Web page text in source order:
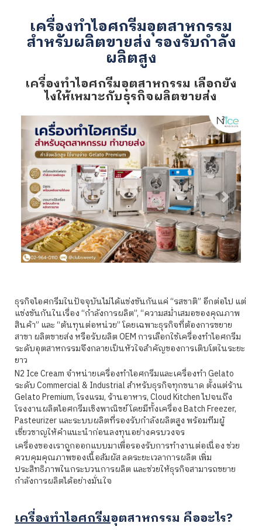
เครื่องทำไอศกรีมอุตสาหกรรม
สำหรับผลิตขายส่ง รองรับกำลัง
ผลิตสูง
เครื่องทำไอศกรีมอุตสาหกรรม เลือกยัง
ไงให้เหมาะกับธุรกิจผลิตขายส่ง
ธุรกิจไอศกรีมในปัจจุบันไม่ได้แข่งขันกันแค่ “รสชาติ” อีกต่อไป แต่
แข่งขันกันในเรื่อง “กำลังการผลิต”, “ความสม่ำเสมอของคุณภาพ
สินค้า” และ “ต้นทุนต่อหน่วย” โดยเฉพาะธุรกิจที่ต้องการขยาย
สาขา ผลิตขายส่ง หรือรับผลิต OEM การเลือกใช้เครื่องทำไอศกรีม
ระดับอุตสาหกรรมจึงกลายเป็นหัวใจสำคัญของการเติบโตในระยะ
ยาว
N2 Ice Cream จำหน่ายเครื่องทำไอศกรีมและเครื่องทำ Gelato
ระดับ Commercial & Industrial สำหรับธุรกิจทุกขนาด ตั้งแต่ร้าน
Gelato Premium, โรงแรม, ร้านอาหาร, Cloud Kitchen ไปจนถึง
โรงงานผลิตไอศกรีมเชิงพาณิชย์ โดยมีทั้งเครื่อง Batch Freezer,
Pasteurizer และระบบผลิตที่รองรับกำลังผลิตสูง พร้อมทีมผู้
เชี่ยวชาญให้คำแนะนำก่อนลงทุนอย่างครบวงจร
เครื่องของเราถูกออกแบบมาเพื่อรองรับการทำงานต่อเนื่อง ช่วย
ควบคุมคุณภาพของเนื้อสัมผัส ลดระยะเวลาการผลิต เพิ่ม
ประสิทธิภาพในกระบวนการผลิต และช่วยให้ธุรกิจสามารถขยาย
กำลังการผลิตได้อย่างมั่นใจ
เครื่องทำไอศกรีมอุตสาหกรรม คืออะไร?